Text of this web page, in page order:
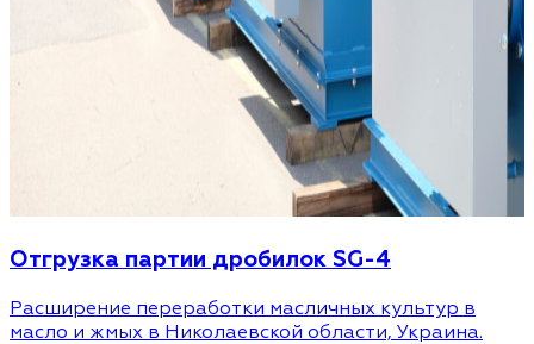
Отгрузка партии дробилок SG-4
Расширение переработки масличных культур в
масло и жмых в Николаевской области, Украина.